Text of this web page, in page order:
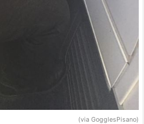
(via GogglesPisano)